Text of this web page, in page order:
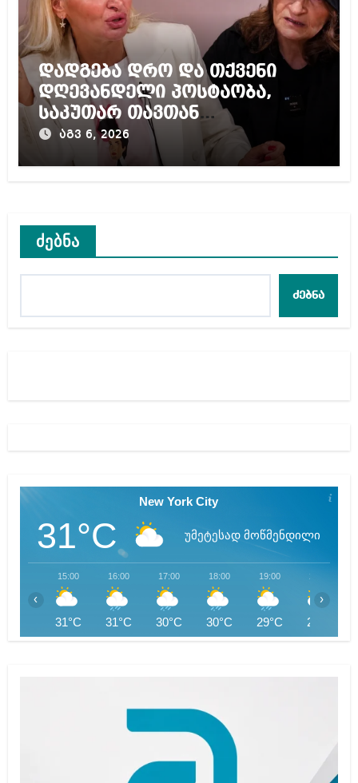
დადგება დრო და თქვენი
დღევანდელი პოსტაობა,
საკუთარ თავთან
შეგარცხვენთ – ეკა კუპატაძე
ნანუკა ჟორჟოლიანს
აგვ 6, 2026
ძებნა
ძებნა
New York City
31°C უმეტესად მოწმენდილი
15:00
31°C
16:00
31°C
17:00
30°C
18:00
30°C
19:00
29°C
20:00
28°C
‹ ›